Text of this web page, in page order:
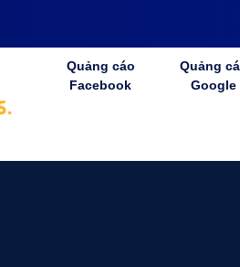
Quảng cáo
Facebook
Quảng
Google